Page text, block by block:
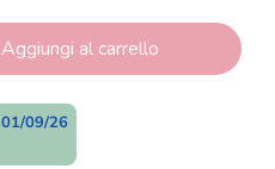
Aggiungi al carrello
01/09/26